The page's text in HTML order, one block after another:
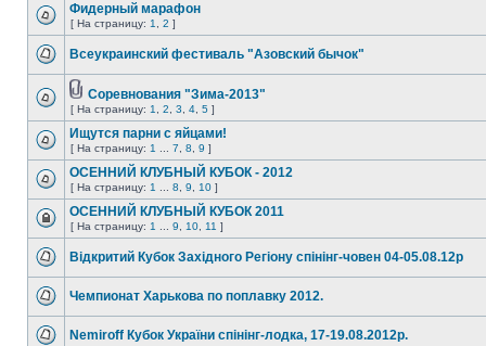
Фидерный марафон
[ На страницу: 1 2 ]
Всеукраинский фестиваль "Азовский бычок"
Соревнования "Зима-2013"
[ На страницу: 1 2 3 4 5 ]
Ищутся парни с яйцами!
[ На страницу: 1 7 8 9 ]
ОСЕННИЙ КЛУБНЫЙ КУБОК - 2012
[ На страницу: 1 8 9 10 ]
ОСЕННИЙ КЛУБНЫЙ КУБОК 2011
[ На страницу: 1 9 10 11 ]
Відкритий Кубок Західного Регіону спінінг-човен 04-05.08.12р
Чемпионат Харькова по поплавку 2012.
Nemiroff Кубок України спінінг-лодка, 17-19.08.2012р.